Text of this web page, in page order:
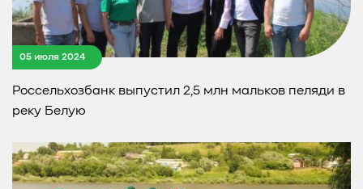
05 июля 2024
Россельхозбанк выпустил 2,5 млн мальков пеляди в
реку Белую